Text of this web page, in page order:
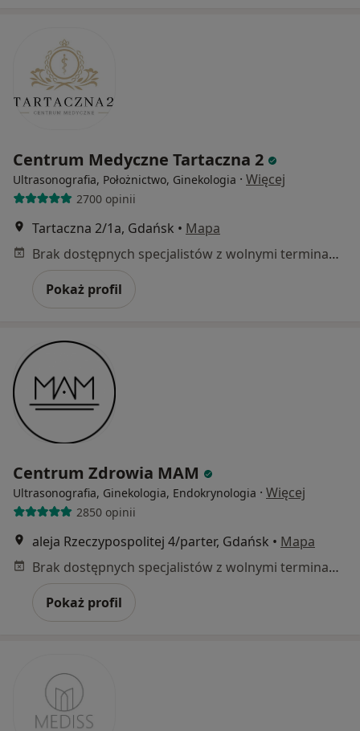
Centrum Medyczne Tartaczna 2
Ultrasonografia, Położnictwo, Ginekologia · Więcej
2700 opinii
Tartaczna 2/1a, Gdańsk • Mapa
Brak dostępnych specjalistów z wolnymi terminami w tym centrum medycznym.
Pokaż profil
Centrum Zdrowia MAM
Ultrasonografia, Ginekologia, Endokrynologia · Więcej
2850 opinii
aleja Rzeczypospolitej 4/parter, Gdańsk • Mapa
Brak dostępnych specjalistów z wolnymi terminami w tym centrum medycznym.
Pokaż profil